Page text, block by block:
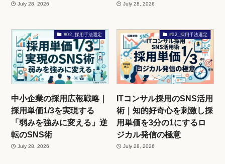
July 28, 2026 July 28, 2026
#02_採用手法選定
中小企業の採用広報戦略｜
採用単価1/3を実現する
「弱みを強みに変える」逆
転のSNS術
July 28, 2026
#02_採用手法選定
ITコンサル採用のSNS活用
術｜知的好奇心を刺激し採
用単価を3分の1にするロ
ジカル発信の極意
July 28, 2026